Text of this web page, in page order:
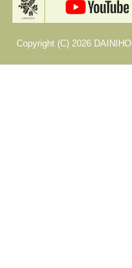
Copyright (C) 2026